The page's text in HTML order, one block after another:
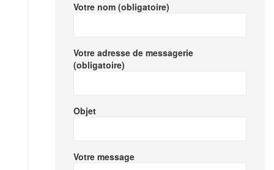
Votre nom (obligatoire)
Votre adresse de messagerie
(obligatoire)
Objet
Votre message